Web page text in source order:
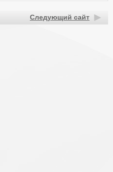
Следующий сайт